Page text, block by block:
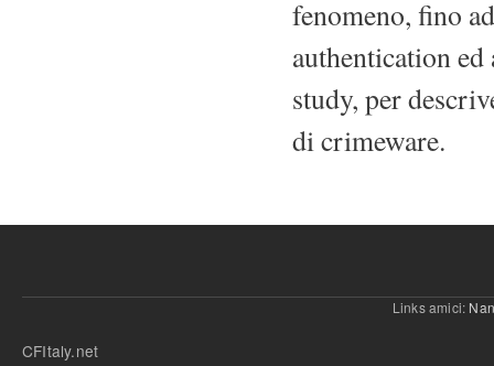
fenomeno, fino
authentication
study, per
di crimeware.
Links amici:
CFItaly.net